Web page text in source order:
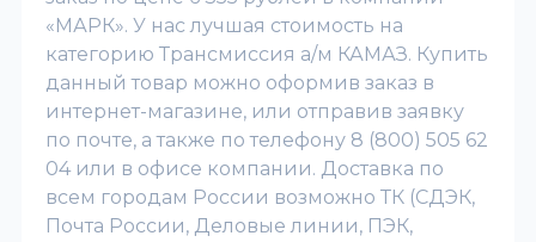
«МАРК». У нас лучшая стоимость на
категорию Трансмиссия а/м КАМАЗ. Купить
данный товар можно оформив заказ в
интернет-магазине, или отправив заявку
по почте, а также по телефону 8 (800) 505 62
04 или в офисе компании. Доставка по
всем городам России возможно ТК (СДЭК,
Почта России, Деловые линии, ПЭК,